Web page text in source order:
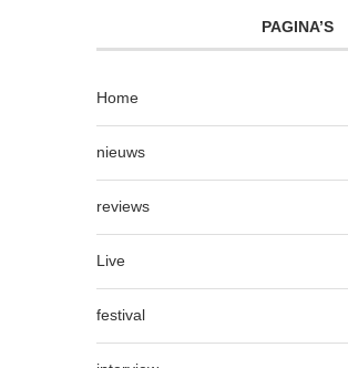
PAGINA’S
Home
nieuws
reviews
Live
festival